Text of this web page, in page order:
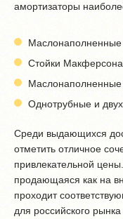
амортизаторы
Маслонаполненные
Стойки
Однотрубные и
Среди выдающихся
отметить отличное
привлекательной
продающаяся как на
проходит
для российского